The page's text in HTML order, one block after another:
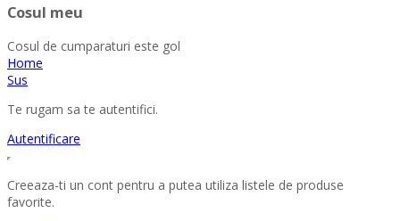
Cosul meu
Cosul de cumparaturi este gol
Home
Sus
Te rugam sa te autentifici.
Autentificare
Creeaza-ti un cont pentru a putea utiliza listele de produse
favorite.